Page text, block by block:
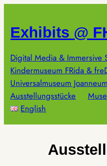
springen
Exhibits @
Digital Media & Immersive
Kindermuseum FRida &
Universalmuseum Joanneum
Ausstellungsstücke
English